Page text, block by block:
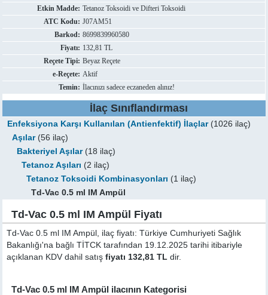
Etkin Madde: Tetanoz Toksoidi ve Difteri Toksoidi
ATC Kodu: J07AM51
Barkod: 8699839960580
Fiyatı: 132,81 TL
Reçete Tipi: Beyaz Reçete
e-Reçete: Aktif
Temin: İlacınızı sadece eczaneden alınız!
İlaç Sınıflandırması
Enfeksiyona Karşı Kullanılan (Antienfektif) İlaçlar(1026 ilaç)
Aşılar(56 ilaç)
Bakteriyel Aşılar(18 ilaç)
Tetanoz Aşıları (2 ilaç)
Tetanoz Toksoidi Kombinasyonları (1 ilaç)
Td-Vac 0.5 ml IM Ampül
Td-Vac 0.5 ml IM Ampül Fiyatı
Td-Vac 0.5 ml IM Ampül, ilaç fiyatı: Türkiye Cumhuriyeti Sağlık
Bakanlığı'na bağlı TİTCK tarafından 19.12.2025 tarihi itibariyle
açıklanan KDV dahil satışfiyatı 132,81 TL dir.
Td-Vac 0.5 ml IM Ampül ilacının Kategorisi